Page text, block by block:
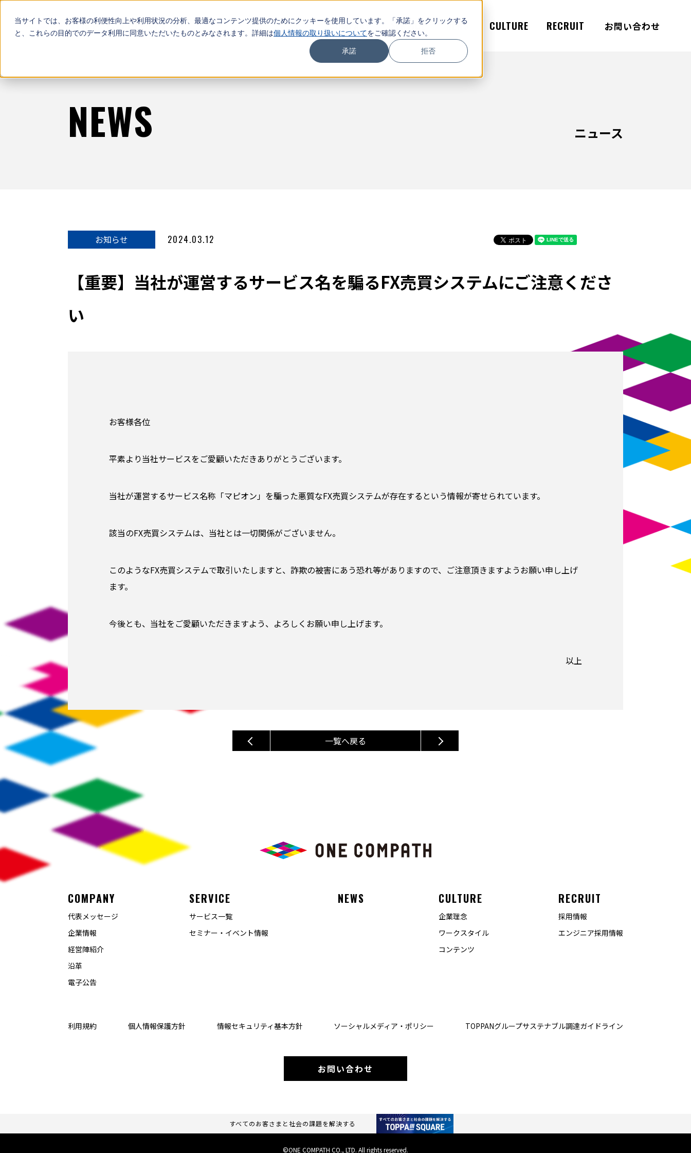
当サイトでは、お客様の利便性向上や利用状況の分析、最適なコンテンツ提供のためにクッキーを使用しています。「承諾」をクリックする
と、これらの目的でのデータ利用に同意いただいたものとみなされます。詳細は個人情報の取り扱いについてをご確認ください。
承諾 拒否
COMPANY SERVICE NEWS CULTURE RECRUIT お問い合わせ
NEWS ニュース
お知らせ 2024.03.12
【重要】当社が運営するサービス名を騙るFX売買システムにご注意くださ
い
お客様各位
平素より当社サービスをご愛顧いただきありがとうございます。
当社が運営するサービス名称「マピオン」を騙った悪質なFX売買システムが存在するという情報が寄せられています。
該当のFX売買システムは、当社とは一切関係がございません。
このようなFX売買システムで取引いたしますと、詐欺の被害にあう恐れ等がありますので、ご注意頂きますようお願い申し上げ
ます。
今後とも、当社をご愛顧いただきますよう、よろしくお願い申し上げます。
以上
一覧へ戻る
COMPANY
代表メッセージ
企業情報
経営陣紹介
沿革
電子公告
SERVICE
サービス一覧
セミナー・イベント情報
NEWS CULTURE
企業理念
ワークスタイル
コンテンツ
RECRUIT
採用情報
エンジニア採用情報
利用規約 個人情報保護方針 情報セキュリティ基本方針 ソーシャルメディア・ポリシー TOPPANグループサステナブル調達ガイドライン
お問い合わせ
すべてのお客さまと社会の課題を解決する
©ONE COMPATH CO., LTD. All rights reserved.